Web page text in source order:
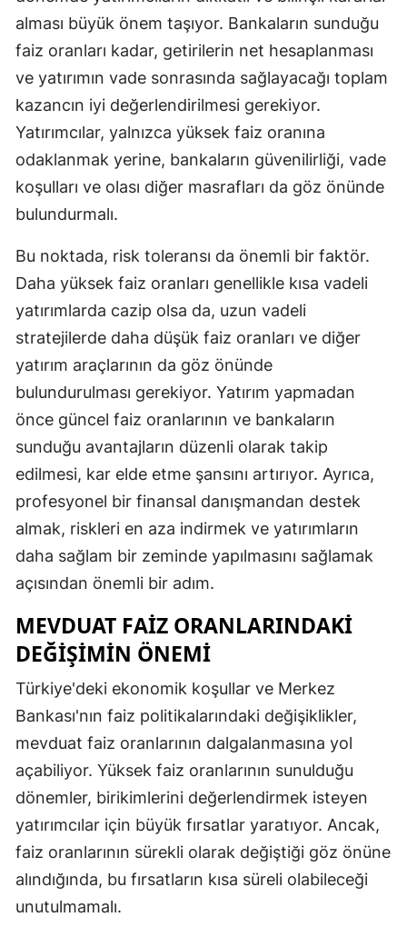
Yozgat
Zonguldak
Aksaray
Bayburt
Karaman
Batman
Şırnak
Bartın
Iğdır
Yalova
Karabük
Osmaniye
alması büyük önem taşıyor. Bankaların sunduğu
faiz oranları kadar, getirilerin net hesaplanması
ve yatırımın vade sonrasında sağlayacağı toplam
kazancın iyi değerlendirilmesi gerekiyor.
Yatırımcılar, yalnızca yüksek faiz oranına
odaklanmak yerine, bankaların güvenilirliği, vade
koşulları ve olası diğer masrafları da göz önünde
bulundurmalı.
Bu noktada, risk toleransı da önemli bir faktör.
Daha yüksek faiz oranları genellikle kısa vadeli
yatırımlarda cazip olsa da, uzun vadeli
stratejilerde daha düşük faiz oranları ve diğer
yatırım araçlarının da göz önünde
bulundurulması gerekiyor. Yatırım yapmadan
önce güncel faiz oranlarının ve bankaların
sunduğu avantajların düzenli olarak takip
edilmesi, kar elde etme şansını artırıyor. Ayrıca,
profesyonel bir finansal danışmandan destek
almak, riskleri en aza indirmek ve yatırımların
daha sağlam bir zeminde yapılmasını sağlamak
açısından önemli bir adım.
MEVDUAT FAIZ ORANLARINDAKI
DEĞIŞIMIN ÖNEMI
Türkiye'deki ekonomik koşullar ve Merkez
Bankası'nın faiz politikalarındaki değişiklikler,
mevduat faiz oranlarının dalgalanmasına yol
açabiliyor. Yüksek faiz oranlarının sunulduğu
dönemler, birikimlerini değerlendirmek isteyen
yatırımcılar için büyük fırsatlar yaratıyor. Ancak,
faiz oranlarının sürekli olarak değiştiği göz önüne
alındığında, bu fırsatların kısa süreli olabileceği
unutulmamalı.